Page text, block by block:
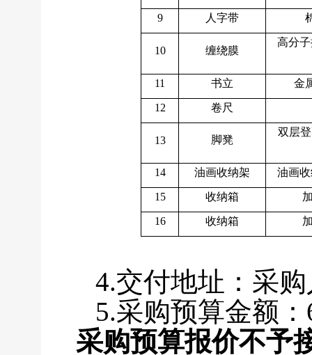
9 人字带
10 缠绕膜
高分
11 书立 金
12 卷尺
13 脚凳
双层
14 油画收纳架 油画
15 收纳箱
16 收纳箱
4.交付地址：采
5.采购预算金额
采购预算报价不予